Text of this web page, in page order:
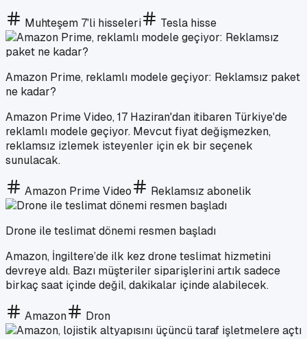
Muhteşem 7'li hisseleri Tesla hisse
Amazon Prime, reklamlı modele geçiyor: Reklamsız paket
ne kadar?
Amazon Prime Video, 17 Haziran'dan itibaren Türkiye'de
reklamlı modele geçiyor. Mevcut fiyat değişmezken,
reklamsız izlemek isteyenler için ek bir seçenek
sunulacak.
Amazon Prime Video Reklamsız abonelik
Drone ile teslimat dönemi resmen başladı
Amazon, İngiltere’de ilk kez drone teslimat hizmetini
devreye aldı. Bazı müşteriler siparişlerini artık sadece
birkaç saat içinde değil, dakikalar içinde alabilecek.
Amazon Dron